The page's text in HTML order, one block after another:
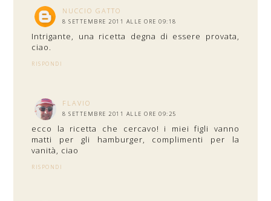
NUCCIO GATTO
8 SETTEMBRE 2011 ALLE ORE 09:18
Intrigante, una ricetta degna di essere provata,
ciao.
RISPONDI
FLAVIO
8 SETTEMBRE 2011 ALLE ORE 09:25
ecco la ricetta che cercavo! i miei figli vanno
matti per gli hamburger, complimenti per la
vanità, ciao
RISPONDI